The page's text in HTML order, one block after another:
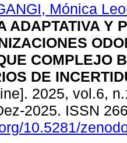
Mónica
ADAPTATIVA Y
COMPLEJO
DE
2025, vol.6,
2025. ISSN
10.5281/